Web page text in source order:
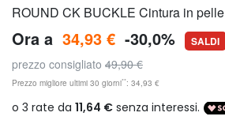
ROUND CK BUCKLE Cintura in pelle
Ora a 34,93 € -30,0% SALDI
prezzo consigliato 49,90 €
Prezzo migliore ultimi 30 giorni**: 34,93 €